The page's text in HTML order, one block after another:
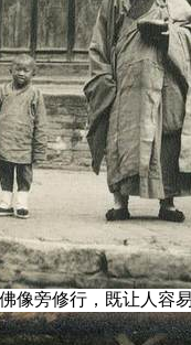
像旁修行，既让人容